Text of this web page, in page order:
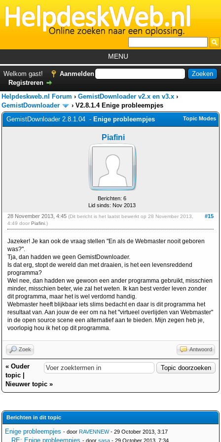
MENU
Foutcodes
Helpdesks
GemistDownloader
Forum
Welkom gast!
Aanmelden
Registreren
Helpdeskweb.nl Forum › GemistDownloader v2.x en v3.x ›
GemistDownloader
› V2.8.1.4 Enige probleempjes
Topic Modes
GemistDownloader 2.8.1.04 - Enige probleempjes
Piafini
Berichten: 6
Lid sinds: Nov 2013
#15
28 November 2013, 4:45 (Dit bericht is het laatst bewerkt op 28 November 2013,
4:49 door Piafini .)
Jazeker! Je kan ook de vraag stellen "En als de Webmaster nooit geboren
was?".
Tja, dan hadden we geen GemistDownloader.
Is dat erg, stopt de wereld dan met draaien, is het een levensreddend
programma?
Wel nee, dan hadden we gewoon een ander programma gebruikt, misschien
minder, misschien beter, wie zal het weten. Ik kan best verder leven zonder
dit programma, maar het is wel verdomd handig.
Webmaster heeft blijkbaar iets slims bedacht en daar is dit programma het
resultaat van. Aan jouw de eer om na het "virtueel overlijden van Webmaster"
in de open source scene een alternatief aan te bieden. Mijn zegen heb je,
voorlopig hou ik het op dit programma.
Zoek Antwoord
« Ouder
topic
Nieuwer topic »
Berichten in dit topic
Enige probleempjes - door RAVENNEW- 29 October 2013, 3:17
RE: Enige probleempjes - door sasa - 29 October 2013, 7:34